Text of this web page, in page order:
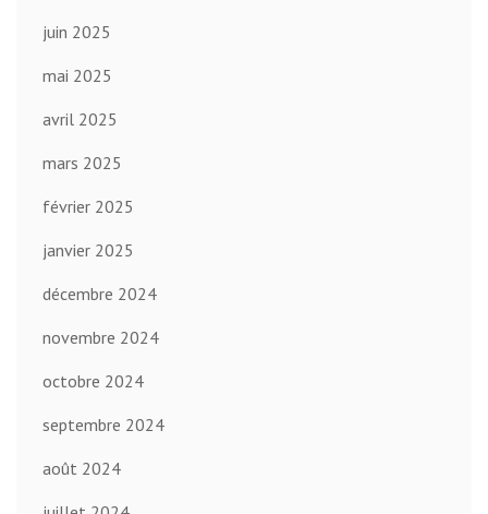
juin 2025
mai 2025
avril 2025
mars 2025
février 2025
janvier 2025
décembre 2024
novembre 2024
octobre 2024
septembre 2024
août 2024